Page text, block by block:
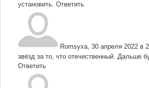
установить. Ответить
Romsyxa, 30 апреля 2022 в
звёзд за то, что отечественный. Дальше
Ответить